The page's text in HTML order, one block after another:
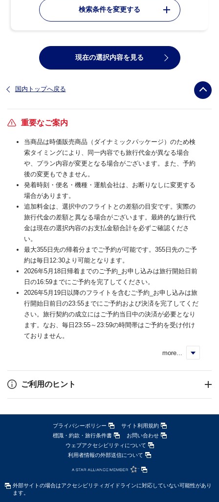
検索条件を変更する
現在の選択内容を見る
国内トップへ戻る
重要なご案内
当商品は時価販売商品（ダイナミックパッケージ）のため検
索タイミングにより、同一内容でも旅行代金が異なる場合
や、プラン内容が変更となる場合がございます。また、予約
後の変更もできません。
発着時刻・便名・機種・運航会社は、お断りなしに変更する
場合があります。
追加料金は、選択中のフライトとの差額の目安です。実際の
旅行代金の差額と異なる場合がございます。最終的な旅行代
金は現在の選択内容のお支払金額合計を必ずご確認くださ
い。
最大355日先の帰着分までご予約が可能です。355日先のご予
約は毎日12:30より可能となります。
2026年5月18日帰着までのご予約_お申し込みは旅行開始日前
日の16:59までにご予約を完了してください。
2026年5月19日以降のフライトを含むご予約_お申し込みは旅
行開始日前日の23:55までにご予約および決済を完了してくだ
さい。旅行契約の成立にはご予約当日中の決済が必要となり
ます。なお、毎日23:55～23:59の時間帯はご予約を受け付け
ておりません。
more...
ご利用のヒント
プライバシーポリシー
サイト利用規約
標識・約款・旅行条件書
お問い合わせ
ウェブアクセシビリティについて
利用者情報の外部送信について
外部サイトの場合はアクセシビリティガイドラインに対応していない可能性があり
ます。